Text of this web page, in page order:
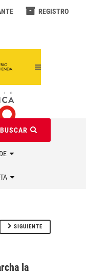
REGISTRO
BUSCAR
SIGUIENTE
la